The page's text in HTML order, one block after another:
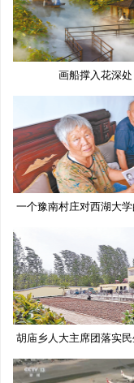
画船撑入花深处
一个豫南村庄对西湖大
胡庙乡人大主席团落实
能